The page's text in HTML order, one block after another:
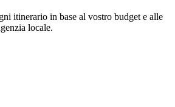
itinerario in base al vostro budget e alle
locale.